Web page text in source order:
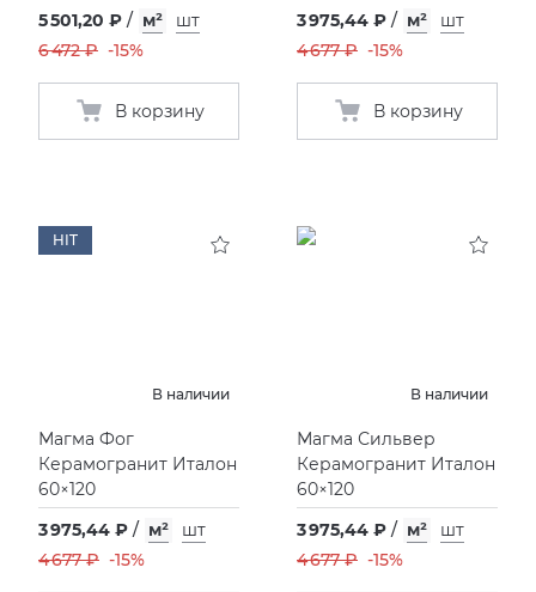
5 501,20 ₽ / м²
шт
6 472 ₽ -15%
В корзину
3 975,44 ₽ / м²
шт
4 677 ₽ -15%
В корзину
HIT
В наличии
Магма Фог
Керамогранит Италон
60×120
3 975,44 ₽ / м²
шт
4 677 ₽ -15%
В наличии
Магма Сильвер
Керамогранит Италон
60×120
3 975,44 ₽ / м²
шт
4 677 ₽ -15%